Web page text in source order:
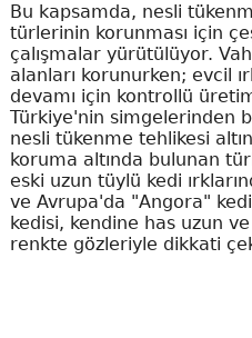
Bu kapsamda, nesli
türlerinin korunması için
çalışmalar yürütülüyor.
alanları korunurken; evcil
devamı için kontrollü
Türkiye'nin simgelerinden
nesli tükenme tehlikesi
koruma altında bulunan
eski uzun tüylü kedi
ve Avrupa'da "Angora"
kedisi, kendine has uzun
renkte gözleriyle dikkati